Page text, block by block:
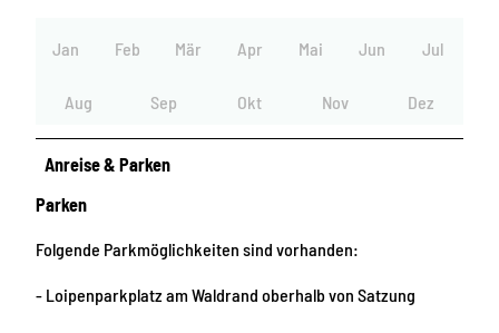
Jan Feb Mär Apr Mai Jun Jul
Aug Sep Okt Nov Dez
Anreise & Parken
Parken
Folgende Parkmöglichkeiten sind vorhanden:
- Loipenparkplatz am Waldrand oberhalb von Satzung